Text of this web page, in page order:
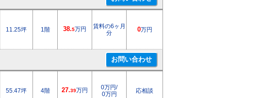
11.25坪 1階 38.5万円
賃料の6ヶ月
分
0万円
55.47坪 4階 27.39万円
0万円/
0万円
応相談